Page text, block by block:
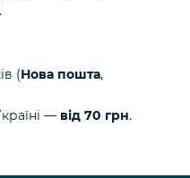
(Нова пошта,
— від 70 грн.